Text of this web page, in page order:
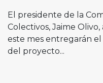
El presidente de la
Colectivos, Jaime
este mes entregarán
del proyecto...